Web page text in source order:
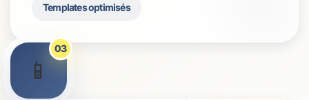
Templates optimisés
📱
03